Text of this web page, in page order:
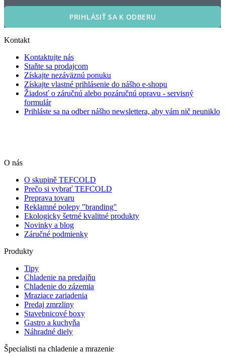
PRIHLÁSIŤ SA K ODBERU
Kontakt
Kontaktujte nás
Staňte sa prodajcom
Získajte nezáväznú ponuku
Získajte vlastné prihlásenie do nášho e-shopu
Žiadosť o záručnú alebo pozáručnú opravu - servisný
formulár
Prihláste sa na odber nášho newslettera, aby vám nič neuniklo
O nás
O skupině TEFCOLD
Prečo si vybrať TEFCOLD
Preprava tovaru
Reklamné polepy "branding"
Ekologicky šetrné kvalitné produkty
Novinky a blog
Záručné podmienky
Produkty
Tipy
Chladenie na predajňu
Chladenie do zázemia
Mraziace zariadenia
Predaj zmrzliny
Stavebnicové boxy
Gastro a kuchyňa
Náhradné diely
Špecialisti na chladenie a mrazenie